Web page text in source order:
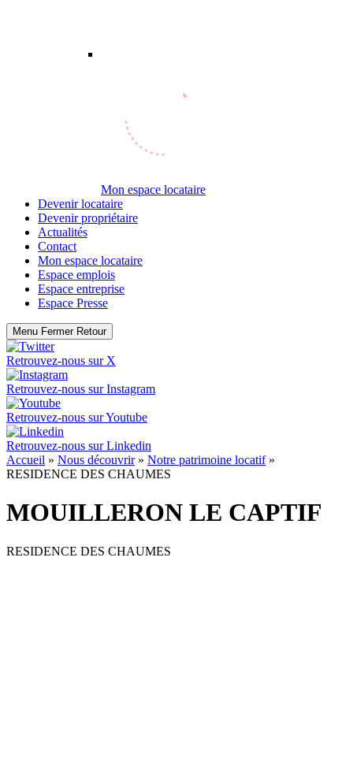
Mon espace locataire
Devenir locataire
Devenir propriétaire
Actualités
Contact
Mon espace locataire
Espace emplois
Espace entreprise
Espace Presse
Menu Fermer Retour
Retrouvez-nous sur X
Retrouvez-nous surInstagram
Retrouvez-nous surYoutube
Retrouvez-nous surLinkedin
Accueil » Nous découvrir» Notre patrimoine locatif»
RESIDENCE DES CHAUMES
MOUILLERON LE CAPTIF
RESIDENCE DES CHAUMES